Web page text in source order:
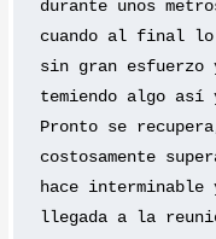
durante unos
cuando al final lo
sin gran esfuerzo
temiendo algo así
Pronto se
costosamente
hace
llegada a la